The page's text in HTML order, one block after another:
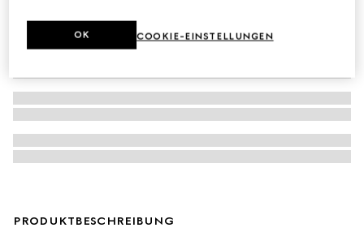
PRODUKTBESCHREIBUNG
COOKIE-EINSTELLUNGEN
OK